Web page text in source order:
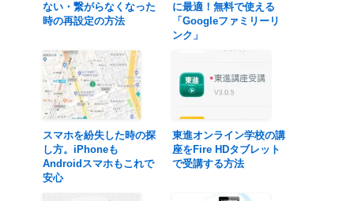
ない・繋がらなくなった
時の再設定の方法
に最適！無料で使える
「Googleファミリーリ
ンク」
スマホを紛失した時の探
し方。iPhoneも
Androidスマホもこれで
安心
東進オンライン学校の講
座をFire HDタブレット
で受講する方法